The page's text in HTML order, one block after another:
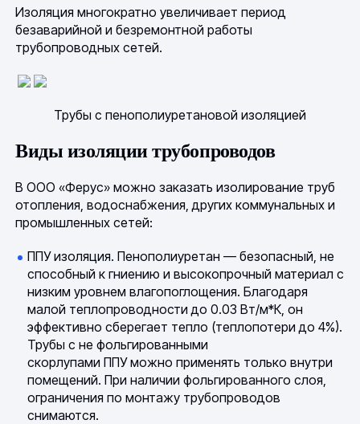
Изоляция многократно увеличивает период
безаварийной и безремонтной работы
трубопроводных сетей.
Трубы с пенополиуретановой изоляцией
Виды изоляции трубопроводов
В ООО «Ферус» можно заказать изолирование труб
отопления, водоснабжения, других коммунальных и
промышленных сетей:
ППУ изоляция. Пенополиуретан — безопасный, не
способный к гниению и высокопрочный материал с
низким уровнем влагопоглощения. Благодаря
малой теплопроводности до 0.03 Вт/м*К, он
эффективно сберегает тепло (теплопотери до 4%).
Трубы с не фольгированными
скорлупами ППУ можно применять только внутри
помещений. При наличии фольгированного слоя,
ограничения по монтажу трубопроводов
снимаются.